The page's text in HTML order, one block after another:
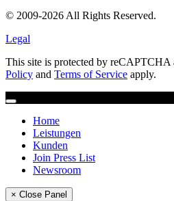
© 2009-2026 All Rights Reserved.
Legal
This site is protected by reCAPTCHA
Policy and Terms of Service apply.
Home
Leistungen
Kunden
Join Press List
Newsroom
× Close Panel